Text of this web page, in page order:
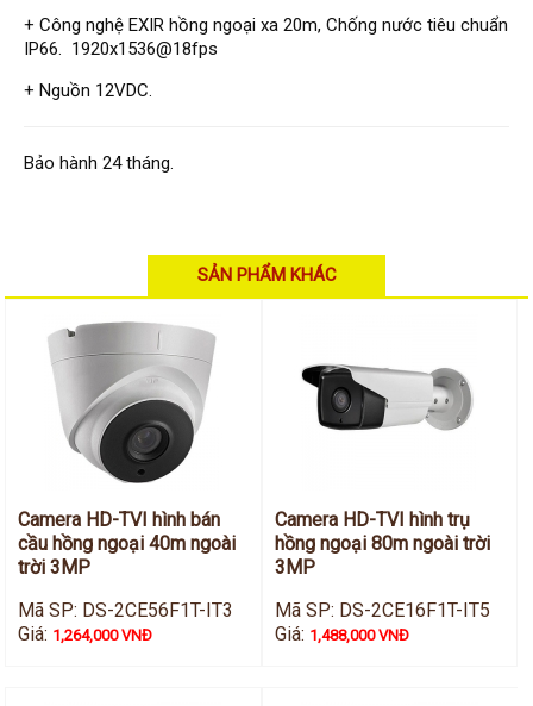
Khóa điện tử KBVISION
Giải pháp
BÁO ĐỘNG CHỐNG TRỘM
Hướng dẫn sử dụng
Tin tức
+ Công nghệ EXIR hồng ngoại xa 20m, Chống nước tiêu chuẩn
IP66. 1920x1536@18fps
+ Nguồn 12VDC.
Bảo hành 24 tháng.
SẢN PHẨM KHÁC
Camera HD-TVI hình bán
cầu hồng ngoại 40m ngoài
trời 3MP
Mã SP: DS-2CE56F1T-IT3
Giá: 1,264,000 VNĐ
Camera HD-TVI hình trụ
hồng ngoại 80m ngoài trời
3MP
Mã SP: DS-2CE16F1T-IT5
Giá: 1,488,000 VNĐ